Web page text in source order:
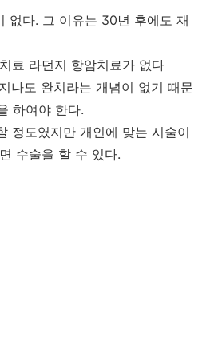
없다. 그 이유는 30년 후에도 재
료 라던지 항암치료가 없다
나도 완치라는 개념이 없기 때문
하여야 한다.
정도였지만 개인에 맞는 시술이
수술을 할 수 있다.